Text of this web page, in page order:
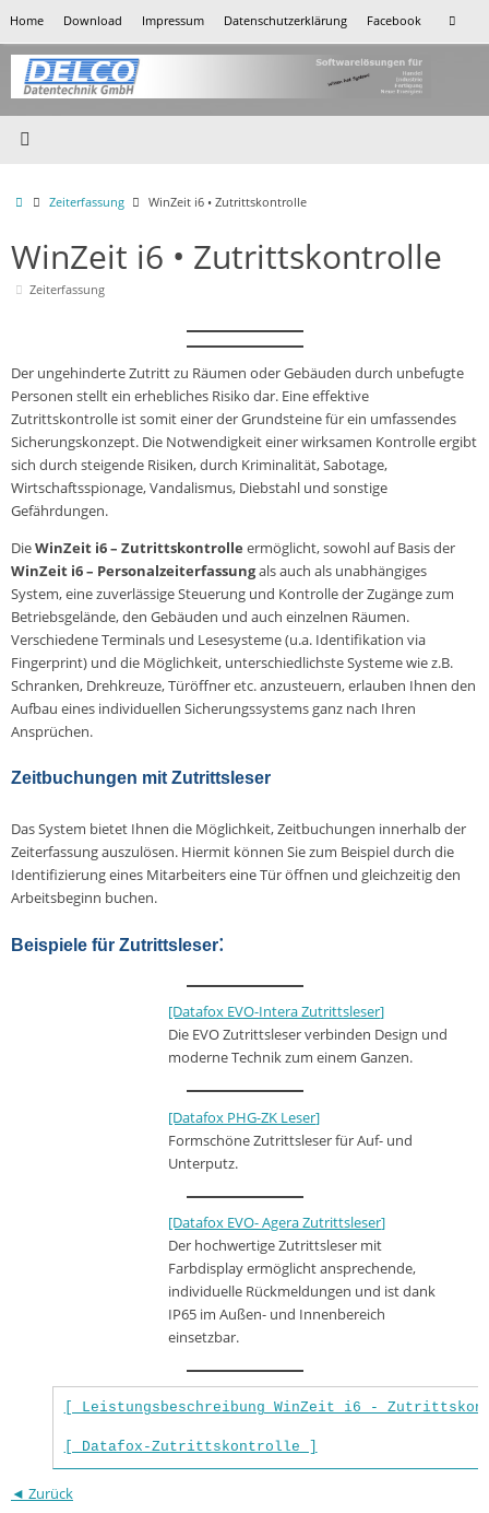
springen
Home Download Impressum Datenschutzerklärung Facebook Suchen
StartZeiterfassung WinZeit i6 • Zutrittskontrolle
WinZeit i6 • Zutrittskontrolle
Zeiterfassung
Der ungehinderte Zutritt zu Räumen oder Gebäuden durch unbefugte
Personen stellt ein erhebliches Risiko dar. Eine effektive
Zutrittskontrolle ist somit einer der Grundsteine für ein umfassendes
Sicherungskonzept. Die Notwendigkeit einer wirksamen Kontrolle ergibt
sich durch steigende Risiken, durch Kriminalität, Sabotage,
Wirtschaftsspionage, Vandalismus, Diebstahl und sonstige
Gefährdungen.
DieWinZeit i6 – Zutrittskontrolle ermöglicht, sowohl auf Basis der
WinZeit i6 – Personalzeiterfassungals auch als unabhängiges
System, eine zuverlässige Steuerung und Kontrolle der Zugänge zum
Betriebsgelände, den Gebäuden und auch einzelnen Räumen.
Verschiedene Terminals und Lesesysteme (u.a. Identifikation via
Fingerprint) und die Möglichkeit, unterschiedlichste Systeme wie z.B.
Schranken, Drehkreuze, Türöffner etc. anzusteuern, erlauben Ihnen den
Aufbau eines individuellen Sicherungssystems ganz nach Ihren
Ansprüchen.
Zeitbuchungen mit Zutrittsleser
Das System bietet Ihnen die Möglichkeit, Zeitbuchungen innerhalb der
Zeiterfassung auszulösen. Hiermit können Sie zum Beispiel durch die
Identifizierung eines Mitarbeiters eine Tür öffnen und gleichzeitig den
Arbeitsbeginn buchen.
Beispiele für Zutrittsleser:
[Datafox EVO-Intera Zutrittsleser]
Die EVO Zutrittsleser verbinden Design und
moderne Technik zum einem Ganzen.
[Datafox PHG-ZK Leser]
Formschöne Zutrittsleser für Auf- und
Unterputz.
[Datafox EVO- Agera Zutrittsleser]
Der hochwertige Zutrittsleser mit
Farbdisplay ermöglicht ansprechende,
individuelle Rückmeldungen und ist dank
IP65 im Außen- und Innenbereich
einsetzbar.
[ Leistungsbeschreibung WinZeit i6 -
[ Datafox-Zutrittskontrolle ]
◄ Zurück